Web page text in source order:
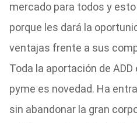
mercado para todos y esto
porque les dará la
ventajas frente a sus
Toda la aportación de
pyme es novedad. Ha
sin abandonar la gran